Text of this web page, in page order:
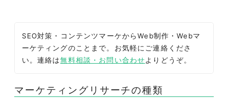
SEO対策・コンテンツマーケからWeb制作・Webマ
ーケティングのことまで。お気軽にご連絡くださ
い。連絡は無料相談・お問い合わせよりどうぞ。
マーケティングリサーチの種類